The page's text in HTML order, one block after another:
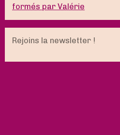
formés par Valérie
Rejoins la newsletter !